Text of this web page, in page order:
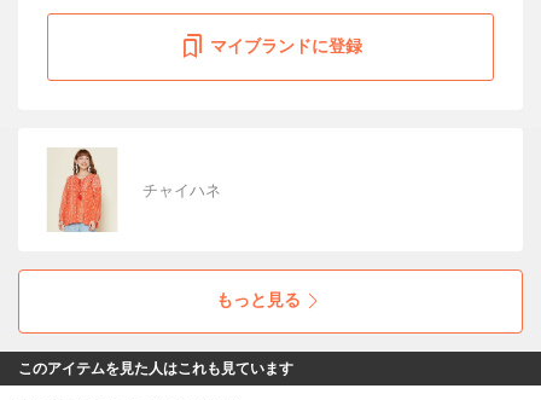
マイブランドに登録
チャイハネ
もっと見る
このアイテムを見た人はこれも見ています